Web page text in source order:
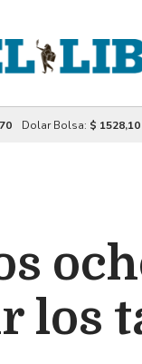
Dolar Bolsa: $ 1528,10
los